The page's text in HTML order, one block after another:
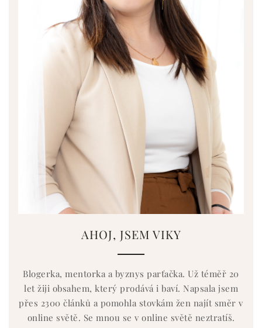
AHOJ, JSEM VIKY
Blogerka, mentorka a byznys parťačka. Už téměř 20
let žiji obsahem, který prodává i baví. Napsala jsem
přes 2300 článků a pomohla stovkám žen najít směr v
online světě. Se mnou se v online světě neztratíš.